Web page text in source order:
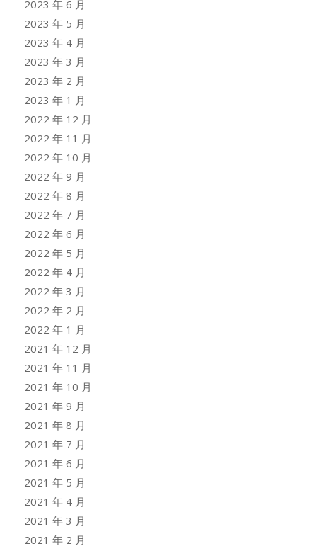
2023 年 6 月
2023 年 5 月
2023 年 4 月
2023 年 3 月
2023 年 2 月
2023 年 1 月
2022 年 12 月
2022 年 11 月
2022 年 10 月
2022 年 9 月
2022 年 8 月
2022 年 7 月
2022 年 6 月
2022 年 5 月
2022 年 4 月
2022 年 3 月
2022 年 2 月
2022 年 1 月
2021 年 12 月
2021 年 11 月
2021 年 10 月
2021 年 9 月
2021 年 8 月
2021 年 7 月
2021 年 6 月
2021 年 5 月
2021 年 4 月
2021 年 3 月
2021 年 2 月